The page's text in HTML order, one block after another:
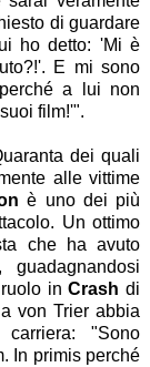
di guardare
ho detto: 'Mi è
E mi sono
a lui non
film!'".
dei quali
alle vittime
è uno dei più
Un ottimo
che ha avuto
ruolo inCrash di
von Trier abbia
"Sono
In primis perché